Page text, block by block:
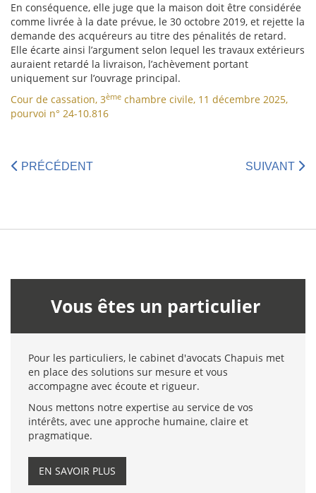
En conséquence, elle juge que la maison doit être considérée
comme livrée à la date prévue, le 30 octobre 2019, et rejette la
demande des acquéreurs au titre des pénalités de retard.
Elle écarte ainsi l’argument selon lequel les travaux extérieurs
auraient retardé la livraison, l’achèvement portant
uniquement sur l’ouvrage principal.
Cour de cassation, 3ème chambre civile, 11 décembre 2025,
pourvoi n° 24-10.816
PRÉCÉDENT SUIVANT
Vous êtes un particulier
Pour les particuliers, le cabinet d'avocats Chapuis met
en place des solutions sur mesure et vous
accompagne avec écoute et rigueur.
Nous mettons notre expertise au service de vos
intérêts, avec une approche humaine, claire et
pragmatique.
EN SAVOIR PLUS